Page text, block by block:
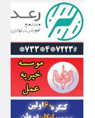
ایران فوری
ایرانی روز
ایرانیتال
ایرنا
ایسکانیوز
ایسنا
ایکنا
ایلنا
اینتیتر
ایونا نیوز
بازتاب آنلاین